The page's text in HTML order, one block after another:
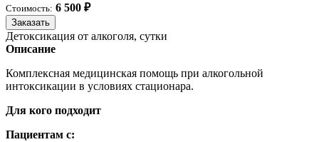
Стоимость: 6 500 ₽
Заказать
Детоксикация от алкоголя, сутки
Описание
Комплексная медицинская помощь при алкогольной
интоксикации в условиях стационара.
Для кого подходит
Пациентам с: